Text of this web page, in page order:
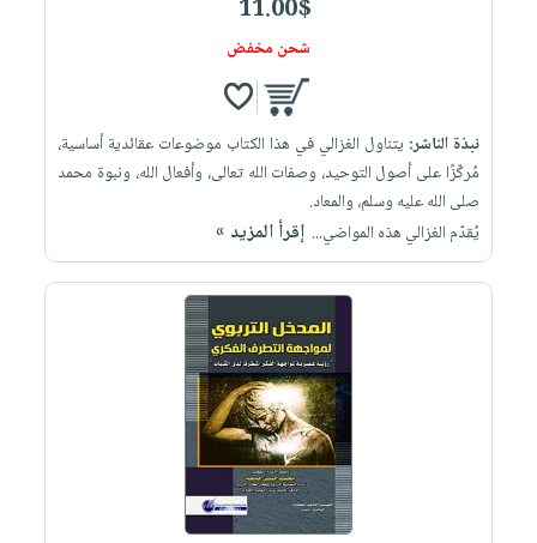
11.00$
شحن مخفض
نبذة الناشر: يتناول الغزالي في هذا الكتاب موضوعات عقائدية أساسية،
مُركّزًا على أصول التوحيد، وصفات الله تعالى، وأفعال الله، ونبوة محمد
صلى الله عليه وسلم، والمعاد.
يُقدّم الغزالي هذه المواضي... إقرأ المزيد »